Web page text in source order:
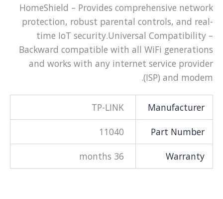
HomeShield – Provides comprehensive network
protection, robust parental controls, and real-
time IoT security.Universal Compatibility –
Backward compatible with all WiFi generations
and works with any internet service provider
(ISP) and modem.
Manufacturer
TP-LINK
Part Number
11040
Warranty
36 months